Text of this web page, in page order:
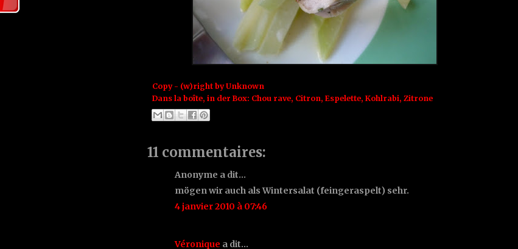
Copy - (w)right byUnknown
Dans la boîte, in der Box: Chou rave, Citron, Espelette, Kohlrabi, Zitrone
11 commentaires:
Anonyme a dit…
mögen wir auch als Wintersalat (feingeraspelt) sehr.
4 janvier 2010 à 07:46
Véronique a dit…